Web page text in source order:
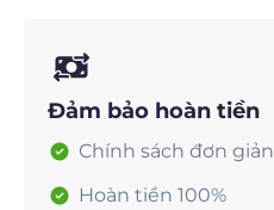
Đảm bảo hoàn tiền
Chính sách đơn giản
Hoàn tiền 100%